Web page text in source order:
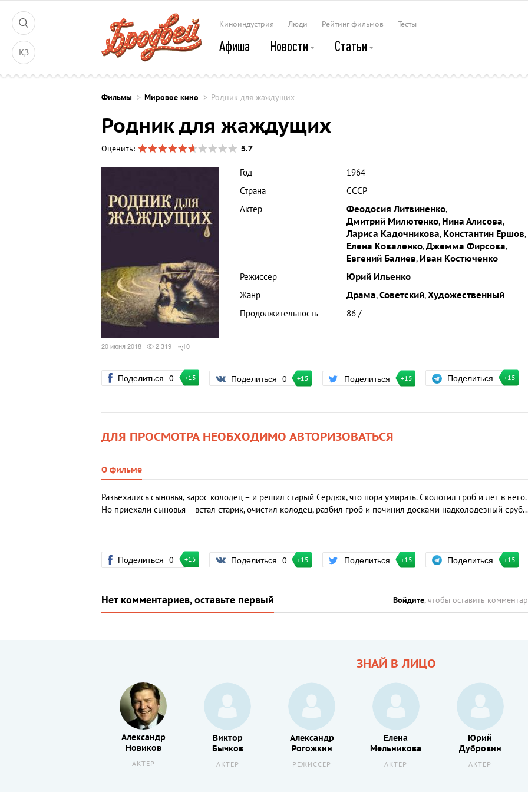
ҚЗ
Киноиндустрия Люди Рейтинг фильмов Тесты
Афиша Новости Статьи
Фильмы Мировое кино Родник для жаждущих
Родник для жаждущих
Оценить: 5.7
20 июня 2018 2 319 0
Год
1964
Страна
СССР
Актер
Феодосия Литвиненко,
Дмитрий Милютенко, Нина Алисова,
Лариса Кадочникова, Константин Ершов,
Елена Коваленко,Джемма Фирсова,
Евгений Балиев, Иван Костюченко
Режиссер
Юрий Ильенко
Жанр
Драма,Советский,Художественный
Продолжительность
86 /
Поделиться 0 +15 Поделиться 0 +15 Поделиться +15 Поделиться +15
ДЛЯ ПРОСМОТРА НЕОБХОДИМО АВТОРИЗОВАТЬСЯ
О фильме
Разъехались сыновья, зарос колодец – и решил старый Сердюк, что пора умирать. Сколотил гроб и лег в него.
Но приехали сыновья – встал старик, очистил колодец, разбил гроб и починил досками надколодезный
Поделиться 0 +15 Поделиться 0 +15 Поделиться +15 Поделиться +15
Нет комментариев, оставьте первый Войдите, чтобы оставить
ЗНАЙ В ЛИЦО
Александр
Новиков
АКТЕР
Виктор
Бычков
АКТЕР
Александр
Рогожкин
РЕЖИССЕР
Елена
Мельникова
АКТЕР
Юрий
Дубровин
АКТЕР